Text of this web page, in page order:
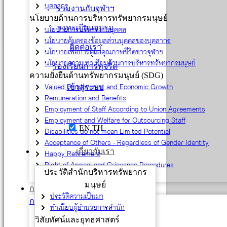
บุคลากร
นโยบายด้านการบริหารทรัพยากรมนุษย์
นโยบายการบริหารงานบุคคล
นโยบายคุ้มครองข้อมูลส่วนบุคคลของบุคลากร
นโยบายเพื่อการดูแลคุณภาพชีวิตชาวจุฬาฯ
นโยบายความเท่าเทียมด้านการบริหารทรัพยากรมนุษย์
ความยั่งยืนด้านทรัพยากรมนุษย์ (SDG)
Valued Employment and Economic Growth
Remuneration and Benefits
Employment of Staff According to Union Agreements
Employment and Welfare for Outsourcing Staff
Disabilities do not mean Limited Potential
Acceptance of Others - Regardless of Gender Identity
Happy Retirement
Right of Appeal and Grievance Procedures
Employment Practices Governance
การสรรหาและบรรจุ
กรอบอัตรากำลัง
การขออนุมัติกรอบอัตรา
ร่วมงานกับจุฬาฯ
ลงทะเบียนอบรม
ติดต่อเรา
ร้องเรียนการทุจริต
เข้าสู่ระบบ
EN TH
เกี่ยวกับเรา
ประวัติสำนักบริหารทรัพยากร
มนุษย์
ประวัติความเป็นมา
ทำเนียบผู้อำนวยการสำนัก
วิสัยทัศน์และยุทธศาสตร์